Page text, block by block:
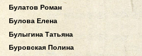
Булатов Роман
Булова Елена
Булыгина Татьяна
Буровская Полина